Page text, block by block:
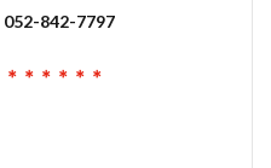
842-7797
＊＊＊＊＊